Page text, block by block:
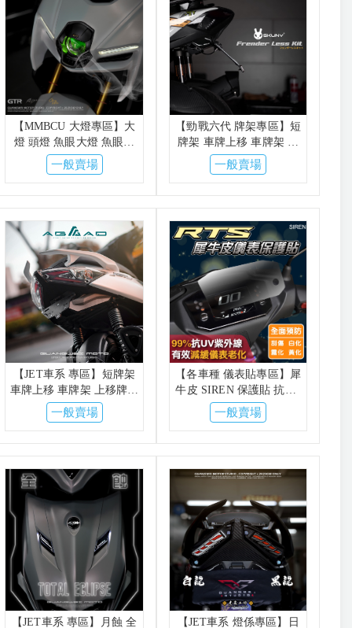
【MMBCU 大燈專區】大
燈 頭燈 魚眼大燈 魚眼總
成 AJMB 金鑫APL 曼巴
黑曼巴
一般賣場
【勁戰六代 牌架專區】短
牌架 車牌上移 車牌架 上
移短牌架 牌架上移 後牌架
APEXX SKUNY
一般賣場
【JET車系 專區】短牌架
車牌上移 車牌架 上移牌架
牌架 後牌架 SKUNY
APEXX KYL
一般賣場
【各車種 儀表貼專區】犀
牛皮 SIREN 保護貼 抗UV
儀表保護貼 防刮傷 修復細
紋 SL 六代
一般賣場
【JET車系 專區】月蝕 全 【JET車系 燈係專區】日